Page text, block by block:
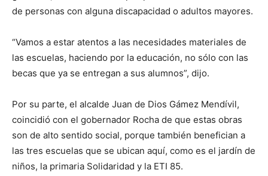
de personas con alguna discapacidad o adultos mayores.
“Vamos a estar atentos a las necesidades materiales de
las escuelas, haciendo por la educación, no sólo con las
becas que ya se entregan a sus alumnos”, dijo.
Por su parte, el alcalde Juan de Dios Gámez Mendívil,
coincidió con el gobernador Rocha de que estas obras
son de alto sentido social, porque también benefician a
las tres escuelas que se ubican aquí, como es el jardín de
niños, la primaria Solidaridad y la ETI 85.